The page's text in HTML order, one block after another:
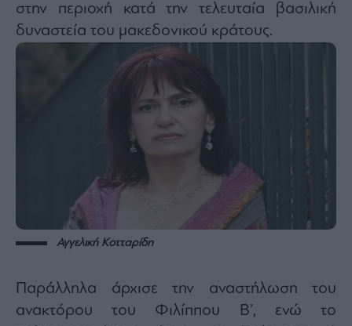
στην περιοχή κατά την τελευταία βασιλική
δυναστεία του μακεδονικού κράτους.
Αγγελική Κοτταρίδη
Παράλληλα άρχισε την αναστήλωση του
ανακτόρου του Φιλίππου Β’, ενώ το